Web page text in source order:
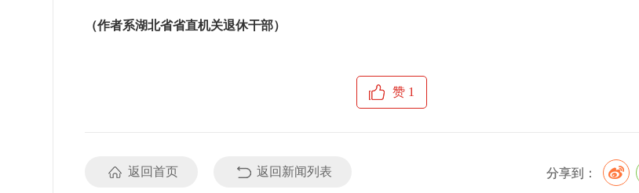
（作者系湖北省省直机关退休干部）
赞 1
返回首页 返回新闻列表 分享到：